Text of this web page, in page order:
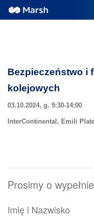
Bezpieczeństwo i
kolejowych
03.10.2024, g. 9:30-14:00
InterContinental, Emili
Prosimy o
Imię i Nazwisko